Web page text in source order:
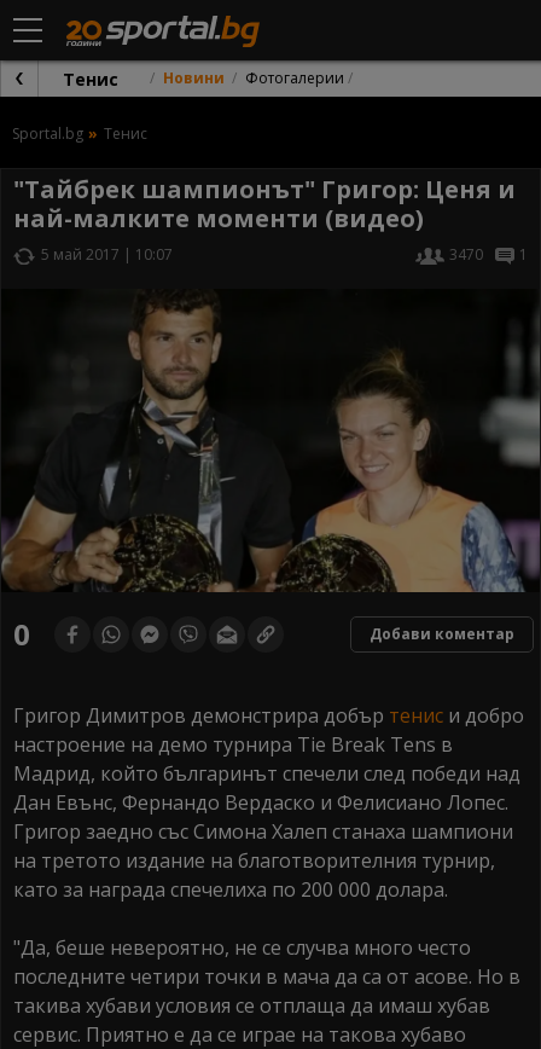
Тенис Новини Фотогалерии
Sportal.bg Тенис
"Тайбрек шампионът" Григор: Ценя и
най-малките моменти (видео)
5 май 2017 | 10:07 3470 1
0 Добави коментар
Григор Димитров демонстрира добър тенис и добро
настроение на демо турнира Tie Break Tens в
Мадрид, който българинът спечели след победи над
Дан Евънс, Фернандо Вердаско и Фелисиано Лопес.
Григор заедно със Симона Халеп станаха шампиони
на третото издание на благотворителния турнир,
като за награда спечелиха по 200 000 долара.
"Да, беше невероятно, не се случва много често
последните четири точки в мача да са от асове. Но в
такива хубави условия се отплаща да имаш хубав
сервис. Приятно е да се играе на такова хубаво